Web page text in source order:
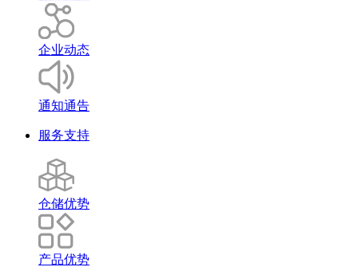
企业动态
通知通告
服务支持
仓储优势
产品优势